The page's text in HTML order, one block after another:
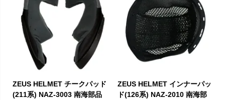
ZEUS HELMET チークパッド
(211系) NAZ-3003 南海部品
ZEUS HELMET インナーパッ
ド(126系) NAZ-2010 南海部